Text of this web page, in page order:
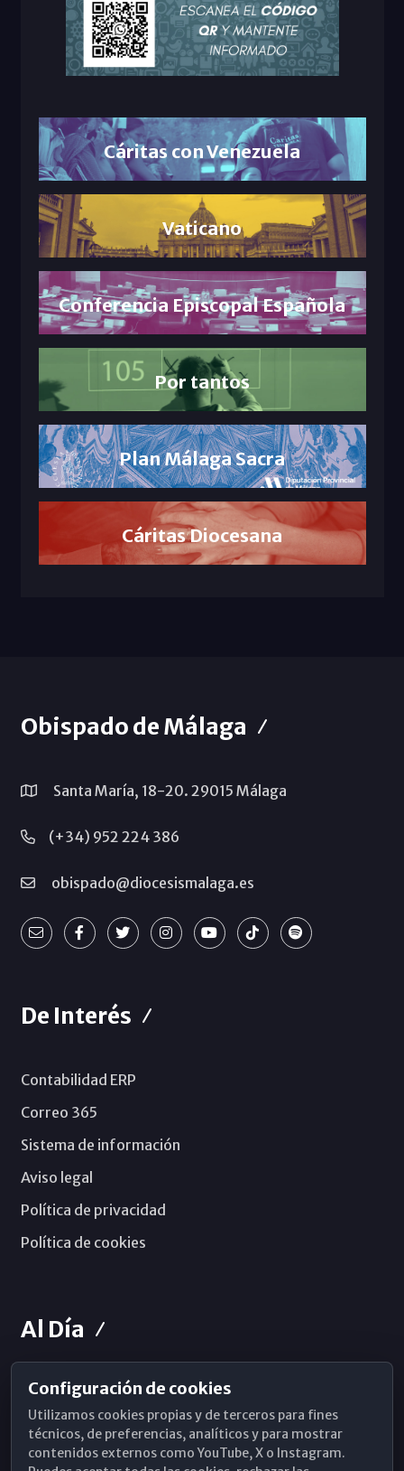
Cáritas con Venezuela
Vaticano
Conferencia Episcopal Española
Por tantos
Plan Málaga Sacra
Cáritas Diocesana
Obispado de Málaga
Santa María, 18-20. 29015 Málaga
(+34) 952 224 386
obispado@diocesismalaga.es
De Interés
Contabilidad ERP
Correo 365
Sistema de información
Aviso legal
Política de privacidad
Política de cookies
Al Día
Horarios de Misa
Hemeroteca
WhatsApp
Configuración de cookies
Utilizamos cookies propias y de terceros para fines
técnicos, de preferencias, analíticos y para mostrar
contenidos externos como YouTube, X o Instagram.